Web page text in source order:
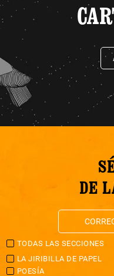
DE
TODAS LAS SECCIONES
LA JIRIBILLA DE PAPEL
POESÍA